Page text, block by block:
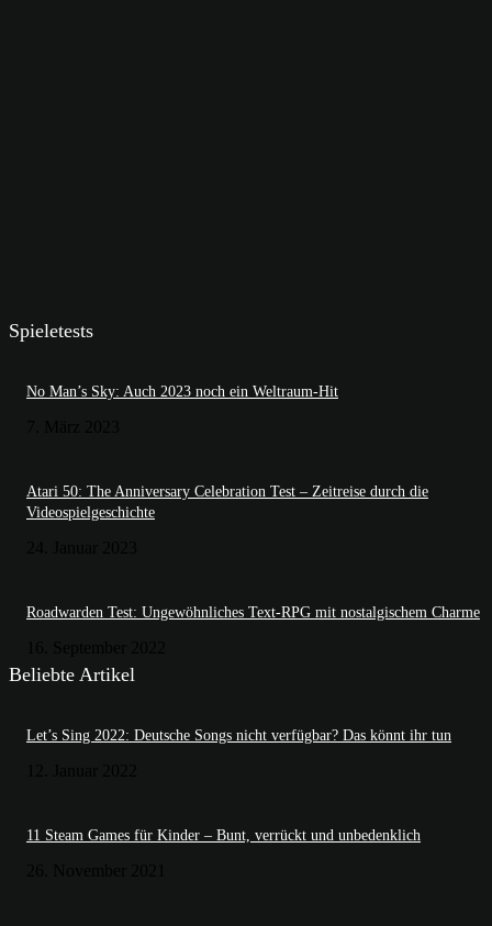
Spieletests
No Man’s Sky: Auch 2023 noch ein Weltraum-Hit
Atari 50: The Anniversary Celebration Test – Zeitreise durch die
Videospielgeschichte
Roadwarden Test: Ungewöhnliches Text-RPG mit nostalgischem Charme
Beliebte Artikel
Let’s Sing 2022: Deutsche Songs nicht verfügbar? Das könnt ihr tun
11 Steam Games für Kinder – Bunt, verrückt und unbedenklich